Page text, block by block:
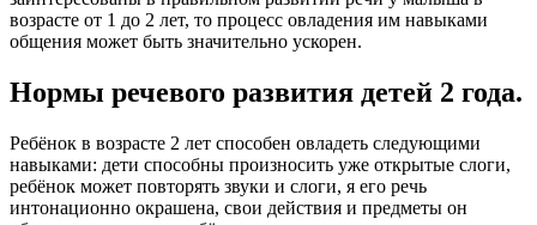
возрасте от 1 до 2 лет, то процесс овладения им навыками
общения может быть значительно ускорен.
Нормы речевого развития детей 2 года.
Ребёнок в возрасте 2 лет способен овладеть следующими
навыками: дети способны произносить уже открытые слоги,
ребёнок может повторять звуки и слоги, я его речь
интонационно окрашена, свои действия и предметы он